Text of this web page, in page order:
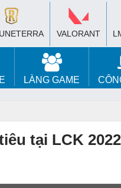
VALORANT
LÀNG GAME
tại LCK 2022